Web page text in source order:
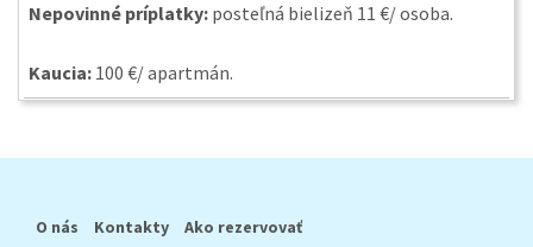
Nepovinné príplatky: posteľná bielizeň 11 €/ osoba.
Kaucia: 100 €/ apartmán.
O nás Kontakty Ako rezervovať